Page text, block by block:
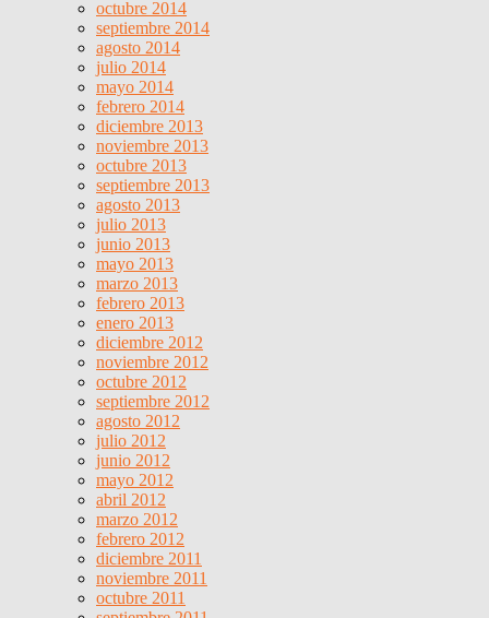
octubre 2014
septiembre 2014
agosto 2014
julio 2014
mayo 2014
febrero 2014
diciembre 2013
noviembre 2013
octubre 2013
septiembre 2013
agosto 2013
julio 2013
junio 2013
mayo 2013
marzo 2013
febrero 2013
enero 2013
diciembre 2012
noviembre 2012
octubre 2012
septiembre 2012
agosto 2012
julio 2012
junio 2012
mayo 2012
abril 2012
marzo 2012
febrero 2012
diciembre 2011
noviembre 2011
octubre 2011